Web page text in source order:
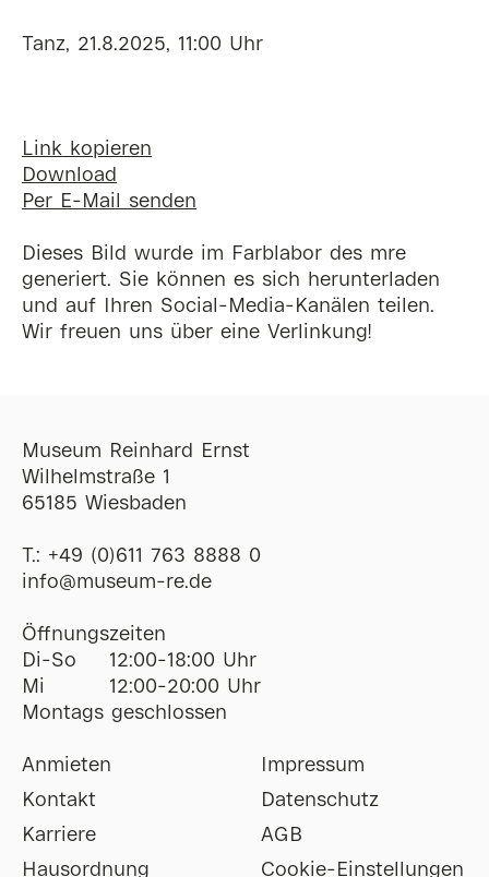
Tanz, 21.8.2025, 11:00 Uhr
Link kopieren
Download
Per E-Mail senden
Dieses Bild wurde im Farblabor des mre
generiert. Sie können es sich herunterladen
und auf Ihren Social-Media-Kanälen teilen.
Wir freuen uns über eine Verlinkung!
Museum Reinhard Ernst
Wilhelmstraße 1
65185 Wiesbaden
T.: +49 (0)611 763 8888 0
ofni@museum-re de
Öffnungszeiten
Di-So
12:00-18:00 Uhr
Mi
12:00-20:00 Uhr
Montags geschlossen
Anmieten
Kontakt
Karriere
Hausordnung
Impressum
Datenschutz
AGB
Cookie-Einstellungen